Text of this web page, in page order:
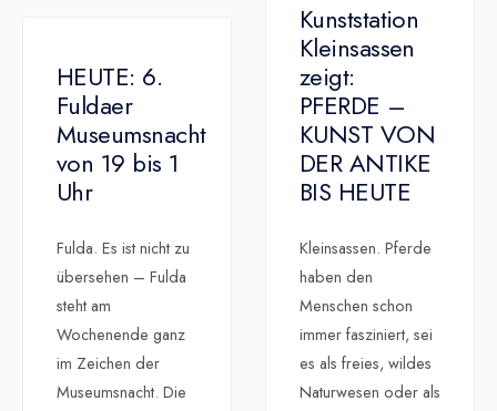
Kunststation
Kleinsassen
zeigt:
PFERDE –
KUNST VON
DER ANTIKE
BIS HEUTE
Kleinsassen. Pferde
haben den
Menschen schon
immer fasziniert, sei
es als freies, wildes
Naturwesen oder als
HEUTE: 6.
Fuldaer
Museumsnacht
von 19 bis 1
Uhr
Fulda. Es ist nicht zu
übersehen – Fulda
steht am
Wochenende ganz
im Zeichen der
Museumsnacht. Die